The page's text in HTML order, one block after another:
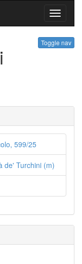
Toggle
Toggle nav
599/25
de' Turchini (m)